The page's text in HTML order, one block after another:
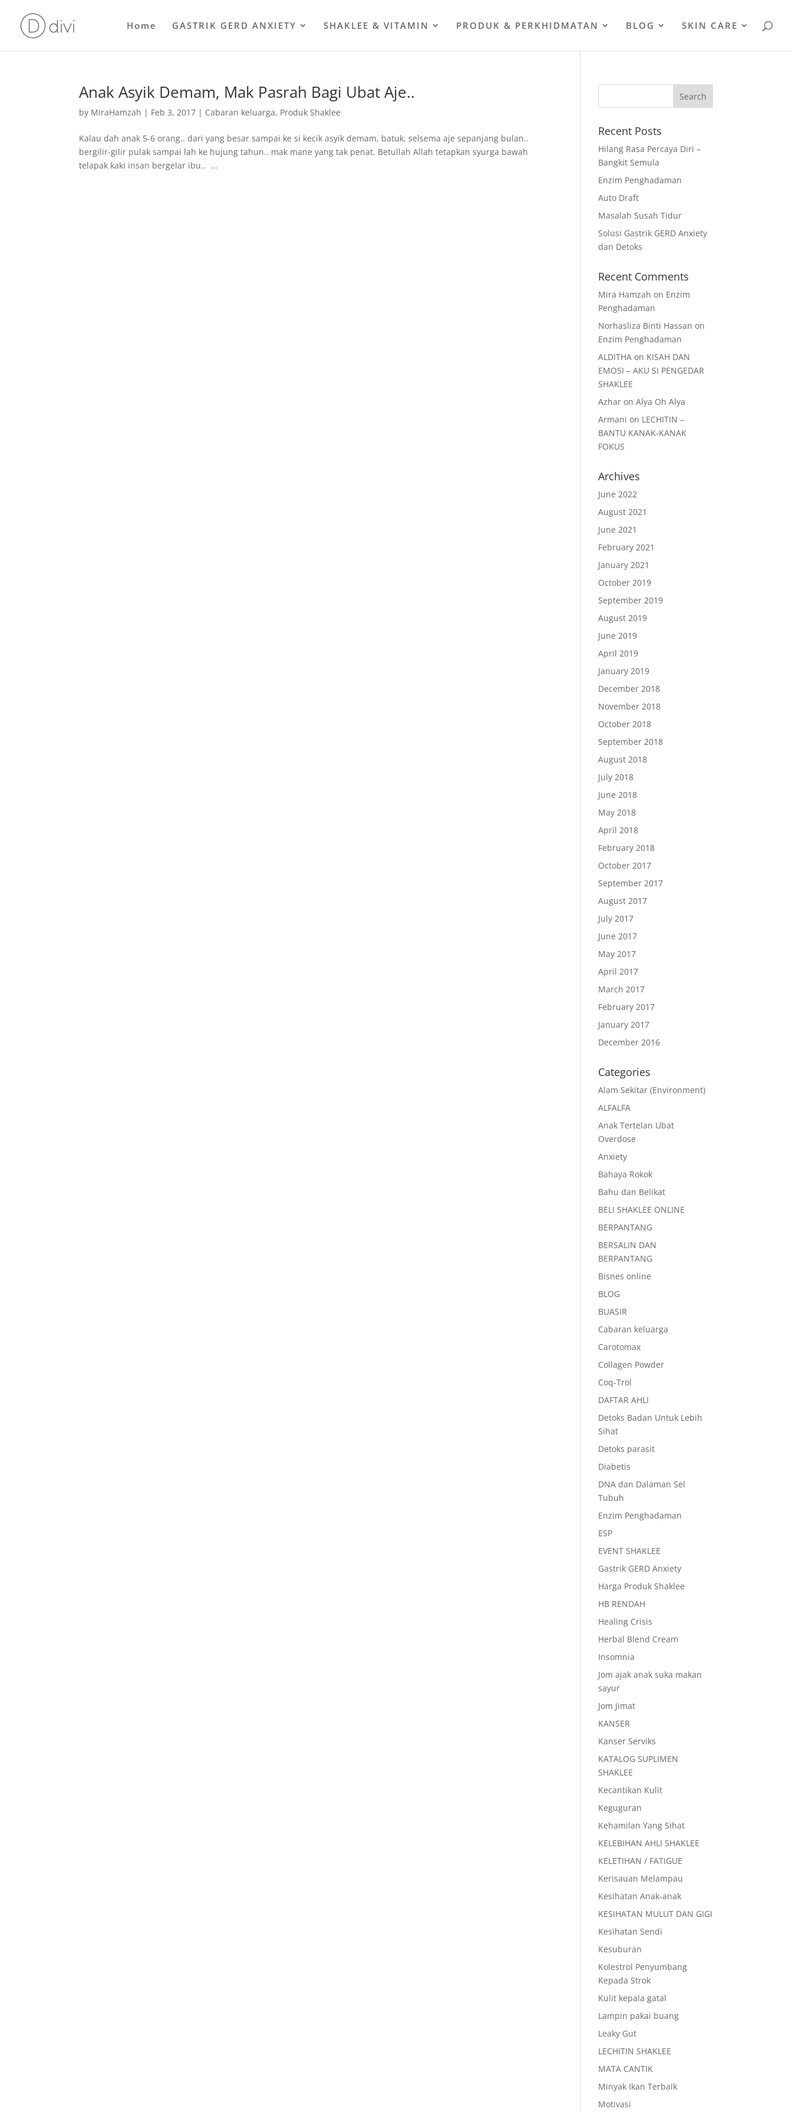
Home GASTRIK GERD ANXIETY SHAKLEE & VITAMIN PRODUK & PERKHIDMATAN BLOG SKIN CARE
Anak Asyik Demam, Mak Pasrah Bagi Ubat Aje..
by MiraHamzah | Feb 3, 2017 | Cabaran keluarga, Produk Shaklee
Kalau dah anak 5-6 orang.. dari yang besar sampai ke si kecik asyik demam, batuk, selsema aje sepanjang bulan..
bergilir-gilir pulak sampai lah ke hujung tahun.. mak mane yang tak penat. Betullah Allah tetapkan syurga bawah
telapak kaki insan bergelar ibu.. ...
Recent Posts
Hilang Rasa Percaya Diri –
Bangkit Semula
Enzim Penghadaman
Auto Draft
Masalah Susah Tidur
Solusi Gastrik GERD Anxiety
dan Detoks
Recent Comments
Mira Hamzah on Enzim
Penghadaman
Norhasliza Binti Hassan on
Enzim Penghadaman
ALDITHA on KISAH DAN
EMOSI – AKU SI PENGEDAR
SHAKLEE
Azhar onAlya Oh Alya
Armani on LECHITIN –
BANTU KANAK-KANAK
FOKUS
Archives
June 2022
August 2021
June 2021
February 2021
January 2021
October 2019
September 2019
August 2019
June 2019
April 2019
January 2019
December 2018
November 2018
October 2018
September 2018
August 2018
July 2018
June 2018
May 2018
April 2018
February 2018
October 2017
September 2017
August 2017
July 2017
June 2017
May 2017
April 2017
March 2017
February 2017
January 2017
December 2016
Categories
Alam Sekitar (Environment)
ALFALFA
Anak Tertelan Ubat
Overdose
Anxiety
Bahaya Rokok
Bahu dan Belikat
BELI SHAKLEE ONLINE
BERPANTANG
BERSALIN DAN
BERPANTANG
Bisnes online
BLOG
BUASIR
Cabaran keluarga
Carotomax
Collagen Powder
Coq-Trol
DAFTAR AHLI
Detoks Badan Untuk Lebih
Sihat
Detoks parasit
Diabetis
DNA dan Dalaman Sel
Tubuh
Enzim Penghadaman
ESP
EVENT SHAKLEE
Gastrik GERD Anxiety
Harga Produk Shaklee
HB RENDAH
Healing Crisis
Herbal Blend Cream
Insomnia
Jom ajak anak suka makan
sayur
Jom Jimat
KANSER
Kanser Serviks
KATALOG SUPLIMEN
SHAKLEE
Kecantikan Kulit
Keguguran
Kehamilan Yang Sihat
KELEBIHAN AHLI SHAKLEE
KELETIHAN / FATIGUE
Kerisauan Melampau
Kesihatan Anak-anak
KESIHATAN MULUT DAN GIGI
Kesihatan Sendi
Kesuburan
Kolestrol Penyumbang
Kepada Strok
Kulit kepala gatal
Lampin pakai buang
Leaky Gut
LECHITIN SHAKLEE
MATA CANTIK
Minyak Ikan Terbaik
Motivasi